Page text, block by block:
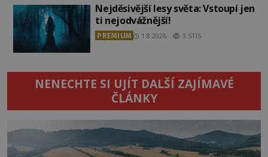
Nejděsivější lesy světa: Vstoupí jen
ti nejodvážnější!
PREMIUM 1.8.2026 3.5TIS
NENECHTE SI UJÍT DALŠÍ ZAJÍMAVÉ
ČLÁNKY